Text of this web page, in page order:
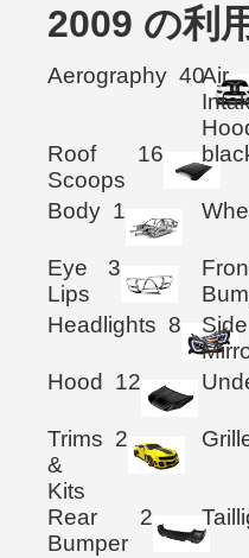
2009 の利
Aerography 40Air
Roof
Scoops
16
Body 1
Eye
Lips
3
Headlights 8
Side
Hood 12
Trims
&
Kits
2
Rear
Bumper
2